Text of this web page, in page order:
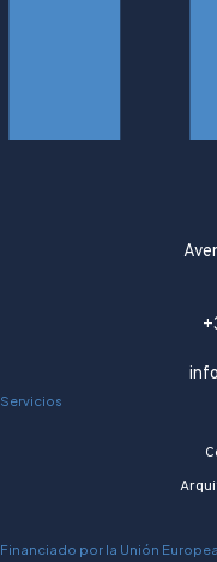
Servicios
Financiado por la Unión